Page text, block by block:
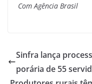
Com Agência Brasil
Sinfra lança
porária de 55